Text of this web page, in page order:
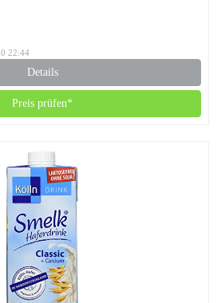
22:44
Details
Preis prüfen*